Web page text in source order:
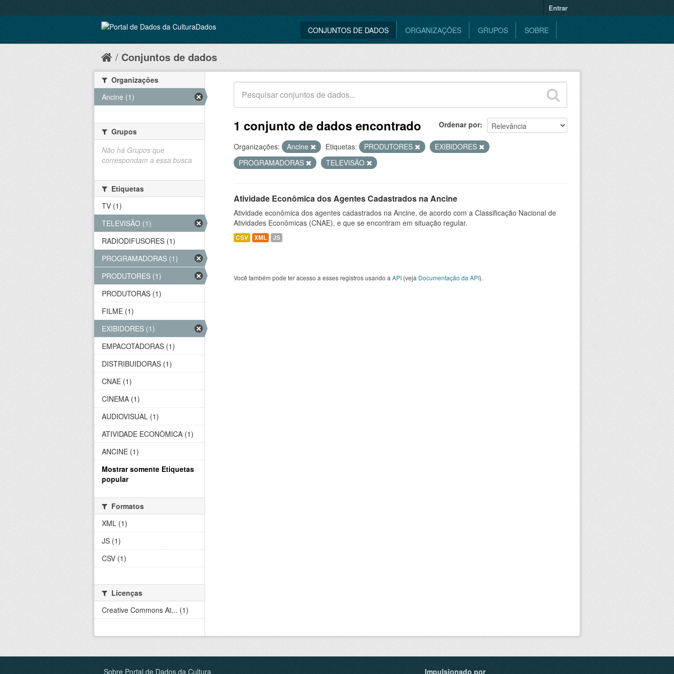
Entrar
CONJUNTOS DE DADOS ORGANIZAÇÕES GRUPOS SOBRE
Conjuntos de dados
Ordenar por
1 conjunto de dados encontrado
Organizações: Ancine Etiquetas: PRODUTORES
EXIBIDORES
PROGRAMADORAS
TELEVISÃO
Atividade Econômica dos Agentes Cadastrados na Ancine
Atividade econômica dos agentes cadastrados na Ancine, de acordo com a Classificação Nacional de
Atividades Econômicas (CNAE), e que se encontram em situação regular.
CSV XML JS
Você também pode ter acesso a esses registros usando a API (veja Documentação da API).
Organizações
Ancine (1)
Grupos
Não há Grupos que
correspondam a essa busca
Etiquetas
TV (1)
TELEVISÃO (1)
RADIODIFUSORES (1)
PROGRAMADORAS (1)
PRODUTORES (1)
PRODUTORAS (1)
FILME (1)
EXIBIDORES (1)
EMPACOTADORAS (1)
DISTRIBUIDORAS (1)
CNAE (1)
CINEMA (1)
AUDIOVISUAL (1)
ATIVIDADE ECONÔMICA (1)
ANCINE (1)
Mostrar somente Etiquetas
popular
Formatos
XML (1)
JS (1)
CSV (1)
Licenças
Creative Commons At... (1)
Sobre Portal de Dados da Cultura Impulsionado por